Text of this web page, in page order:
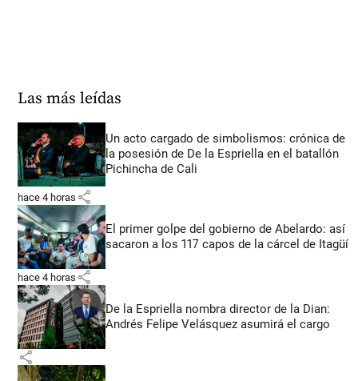
Las más leídas
Un acto cargado de simbolismos: crónica de
la posesión de De la Espriella en el batallón
Pichincha de Cali
hace 4 horas share
El primer golpe del gobierno de Abelardo: así
sacaron a los 117 capos de la cárcel de Itagüí
hace 4 horas share
De la Espriella nombra director de la Dian:
Andrés Felipe Velásquez asumirá el cargo
share